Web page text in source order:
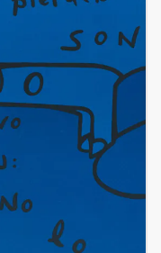
à Eymoutiers:
Adam et Ève, et Dieu
Région Limousin)
après.
trois tableaux ultimes,
de février 2005.
de Boudreville, en
lui a été rendu le
en présence du
Vabres. Ses cendres ont
Aujourd’hui,
de plus de 80
du travail de